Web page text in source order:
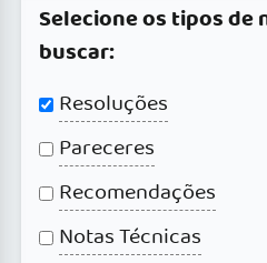
Selecione os tipos de
buscar:
Resoluções
Pareceres
Recomendações
Notas Técnicas